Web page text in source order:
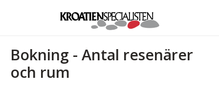
Bokning - Antal resenärer
och rum